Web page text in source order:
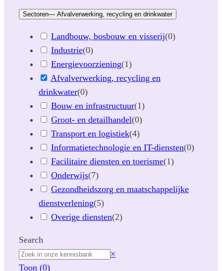
Sectoren— Afvalverwerking, recycling en drinkwater
Landbouw, bosbouw en visserij(0)
Industrie(0)
Energievoorziening(1)
Afvalverwerking, recycling en
drinkwater(0)
Bouw en infrastructuur(1)
Groot- en detailhandel(0)
Transport en logistiek(4)
Informatietechnologie en IT-diensten(0)
Facilitaire diensten en toerisme(1)
Onderwijs(7)
Gezondheidszorg en maatschappelijke
dienstverlening(5)
Overige diensten(2)
Search
Z
o
×
Toon (0)